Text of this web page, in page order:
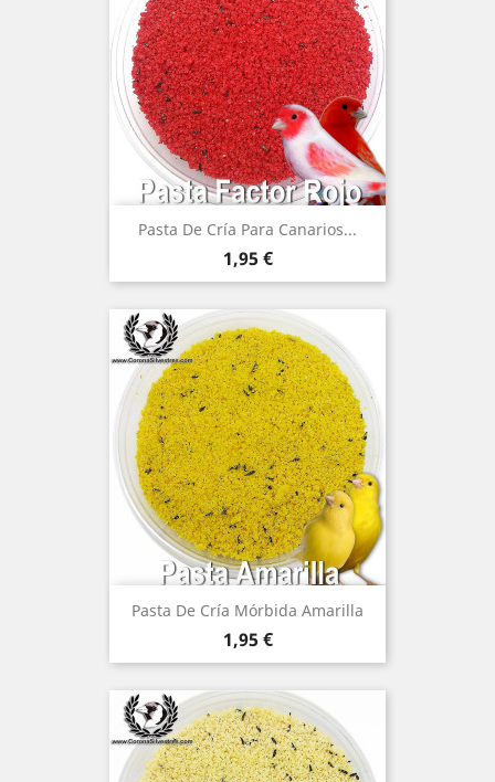
Pasta De Cría Para Canarios...
Precio
1,95 €
Pasta De Cría Mórbida Amarilla
Precio
1,95 €